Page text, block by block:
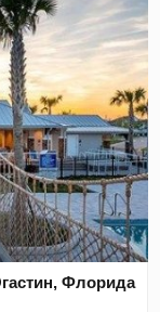
Флорида